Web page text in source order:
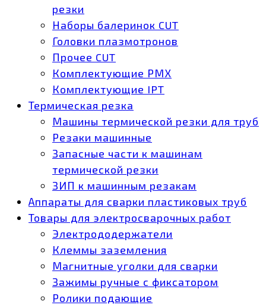
резки
Наборы балеринок CUT
Головки плазмотронов
Прочее CUT
Комплектующие РМХ
Комплектующие IPT
Термическая резка
Машины термической резки для труб
Резаки машинные
Запасные части к машинам
термической резки
ЗИП к машинным резакам
Аппараты для сварки пластиковых труб
Товары для электросварочных работ
Электрододержатели
Клеммы заземления
Магнитные уголки для сварки
Зажимы ручные с фиксатором
Ролики подающие